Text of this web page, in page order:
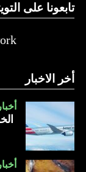
تابعونا على
أخر الاخبار